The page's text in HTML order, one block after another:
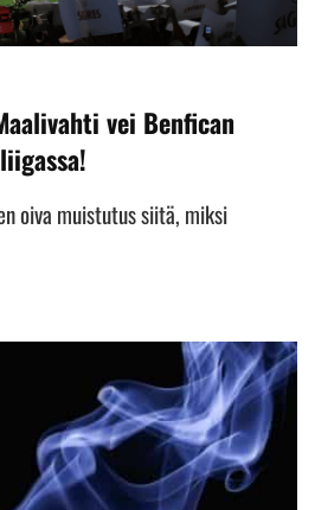
vei Benfican
oiva muistutus siitä, miksi